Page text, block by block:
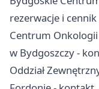
rezerwacje i cennik
Centrum
w Bydgoszczy -
Oddział